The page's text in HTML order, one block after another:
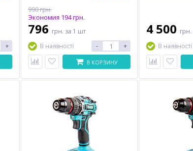
+
990 грн.
Экономия 194 грн.
796 грн. за 1 шт
В наявності
- +
В КОРЗИНУ
4 500 грн.
В наявності